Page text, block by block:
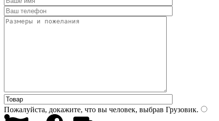
Пожалуйста, докажите, что вы человек, выбрав Грузовик.